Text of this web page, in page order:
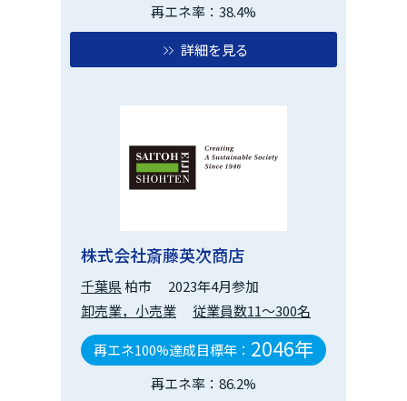
再エネ率：38.4%
詳細を見る
株式会社斎藤英次商店
千葉県柏市
2023年4月参加
卸売業，小売業
従業員数11～300名
再エネ100%達成目標年： 2046年
再エネ率：86.2%